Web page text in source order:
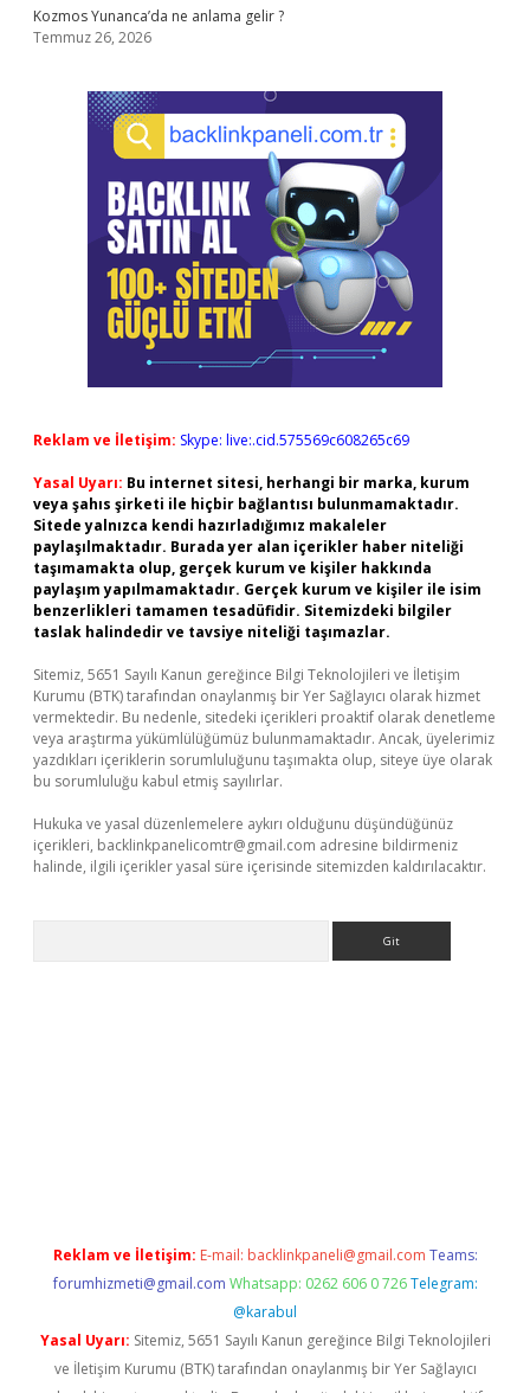
Kozmos Yunanca’da ne anlama gelir ?
Temmuz 26, 2026
Reklam ve İletişim: Skype: live:.cid.575569c608265c69
Yasal Uyarı: Bu internet sitesi, herhangi bir marka, kurum
veya şahıs şirketi ile hiçbir bağlantısı bulunmamaktadır.
Sitede yalnızca kendi hazırladığımız makaleler
paylaşılmaktadır. Burada yer alan içerikler haber niteliği
taşımamakta olup, gerçek kurum ve kişiler hakkında
paylaşım yapılmamaktadır. Gerçek kurum ve kişiler ile isim
benzerlikleri tamamen tesadüfidir. Sitemizdeki bilgiler
taslak halindedir ve tavsiye niteliği taşımazlar.
Sitemiz, 5651 Sayılı Kanun gereğince Bilgi Teknolojileri ve İletişim
Kurumu (BTK) tarafından onaylanmış bir Yer Sağlayıcı olarak hizmet
vermektedir. Bu nedenle, sitedeki içerikleri proaktif olarak denetleme
veya araştırma yükümlülüğümüz bulunmamaktadır. Ancak, üyelerimiz
yazdıkları içeriklerin sorumluluğunu taşımakta olup, siteye üye olarak
bu sorumluluğu kabul etmiş sayılırlar.
Hukuka ve yasal düzenlemelere aykırı olduğunu düşündüğünüz
içerikleri, backlinkpanelicomtr@gmail.com adresine bildirmeniz
halinde, ilgili içerikler yasal süre içerisinde sitemizden kaldırılacaktır.
Reklam ve İletişim: E-mail: backlinkpaneli@gmail.com Teams:
forumhizmeti@gmail.com Whatsapp: 0262 606 0 726 Telegram:
@karabul
Yasal Uyarı: Sitemiz, 5651 Sayılı Kanun gereğince Bilgi Teknolojileri
ve İletişim Kurumu (BTK) tarafından onaylanmış bir Yer Sağlayıcı